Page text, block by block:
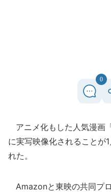
0
アニメ化もした人気漫画
に実写映像化されることが
れた。
Amazonと東映の共同プ